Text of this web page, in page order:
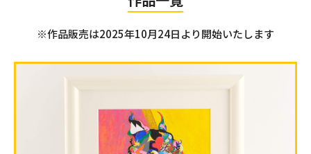
※作品販売は2025年10月24日より開始いたします